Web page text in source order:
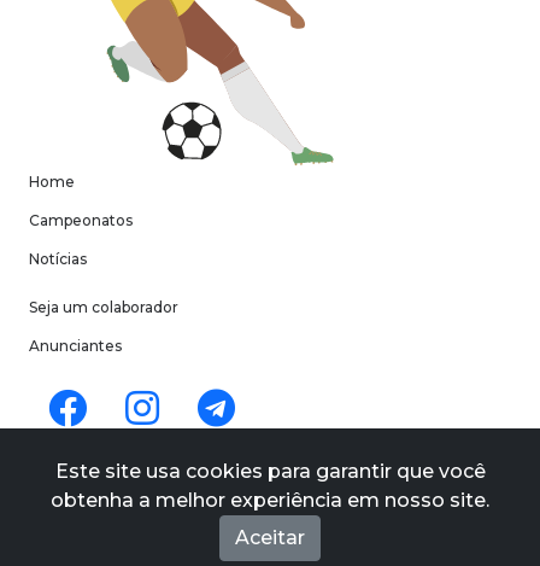
Home
Campeonatos
Notícias
Seja um colaborador
Anunciantes
Políticas de privacidade
Este site usa cookies para garantir que você
obtenha a melhor experiência em nosso site.
Aceitar